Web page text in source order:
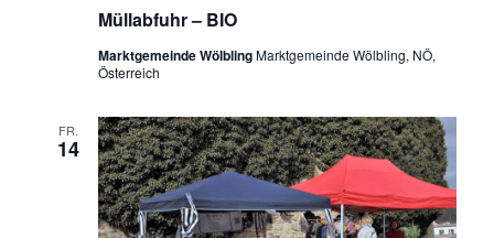
Müllabfuhr – BIO
Marktgemeinde WölblingMarktgemeinde Wölbling, NÖ,
Österreich
FR.
14